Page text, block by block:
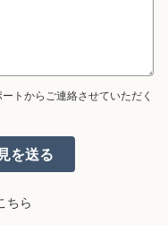
トからご連絡させていただく
ちら